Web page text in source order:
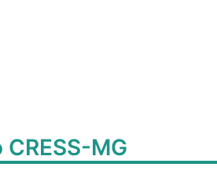
MG